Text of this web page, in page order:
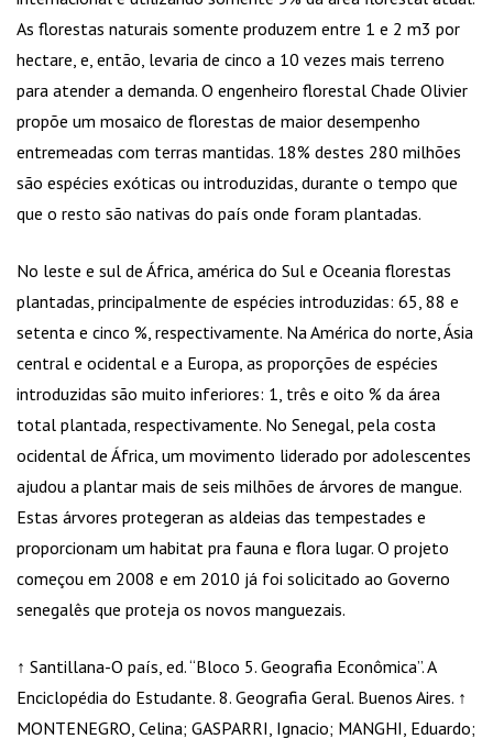
As florestas naturais somente produzem entre 1 e 2 m3 por
hectare, e, então, levaria de cinco a 10 vezes mais terreno
para atender a demanda. O engenheiro florestal Chade Olivier
propõe um mosaico de florestas de maior desempenho
entremeadas com terras mantidas. 18% destes 280 milhões
são espécies exóticas ou introduzidas, durante o tempo que
que o resto são nativas do país onde foram plantadas.
No leste e sul de África, américa do Sul e Oceania florestas
plantadas, principalmente de espécies introduzidas: 65, 88 e
setenta e cinco %, respectivamente. Na América do norte, Ásia
central e ocidental e a Europa, as proporções de espécies
introduzidas são muito inferiores: 1, três e oito % da área
total plantada, respectivamente. No Senegal, pela costa
ocidental de África, um movimento liderado por adolescentes
ajudou a plantar mais de seis milhões de árvores de mangue.
Estas árvores protegeran as aldeias das tempestades e
proporcionam um habitat pra fauna e flora lugar. O projeto
começou em 2008 e em 2010 já foi solicitado ao Governo
senegalês que proteja os novos manguezais.
↑ Santillana-O país, ed. “Bloco 5. Geografia Econômica”. A
Enciclopédia do Estudante. 8. Geografia Geral. Buenos Aires. ↑
MONTENEGRO, Celina; GASPARRI, Ignacio; MANGHI, Eduardo;